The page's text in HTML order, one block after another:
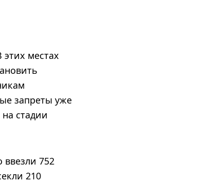
местах
запреты уже
стадии
752
210